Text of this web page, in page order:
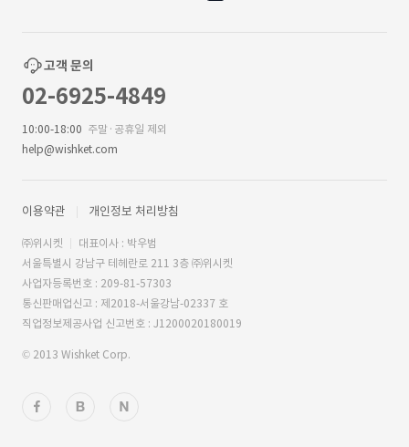
고객 문의
02-6925-4849
10:00-18:00 주말·공휴일 제외
help@wishket.com
이용약관 개인정보 처리방침
㈜위시켓
대표이사 : 박우범
서울특별시 강남구 테헤란로 211 3층 ㈜위시켓
사업자등록번호 : 209-81-57303
통신판매업신고 : 제2018-서울강남-02337 호
직업정보제공사업 신고번호 : J1200020180019
© 2013 Wishket Corp.